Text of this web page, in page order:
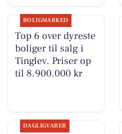
BOLIGMARKED
Top 6 over dyreste
boliger til salg i
Tinglev. Priser op
til 8.900.000 kr
DAGLIGVARER